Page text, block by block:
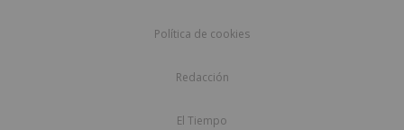
Política de cookies
Redacción
El Tiempo